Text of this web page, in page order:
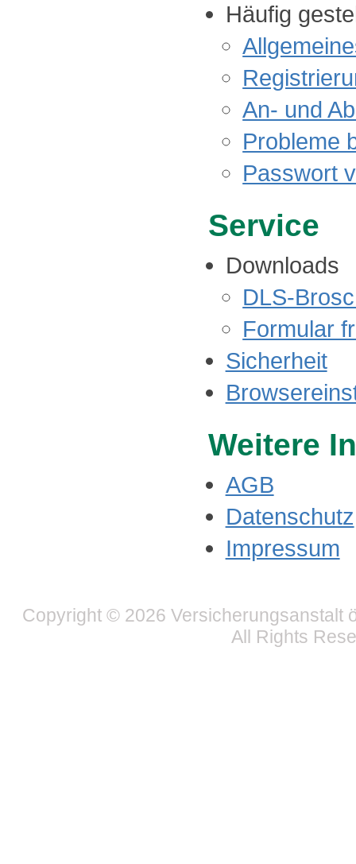
Häufig
An- und
Probleme
Passwort
Service
Downloads
DLS-
Formular
Sicherheit
Weitere
AGB
Datenschutz
Impressum
Copyright © 2026 Versicherungsanstalt
All Rights